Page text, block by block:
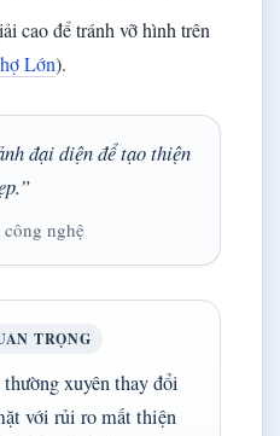
cao để tránh vỡ hình trên
Lớn).
đại diện để tạo thiện
nghệ
TRỌNG
xuyên thay đổi
với rủi ro mất thiện